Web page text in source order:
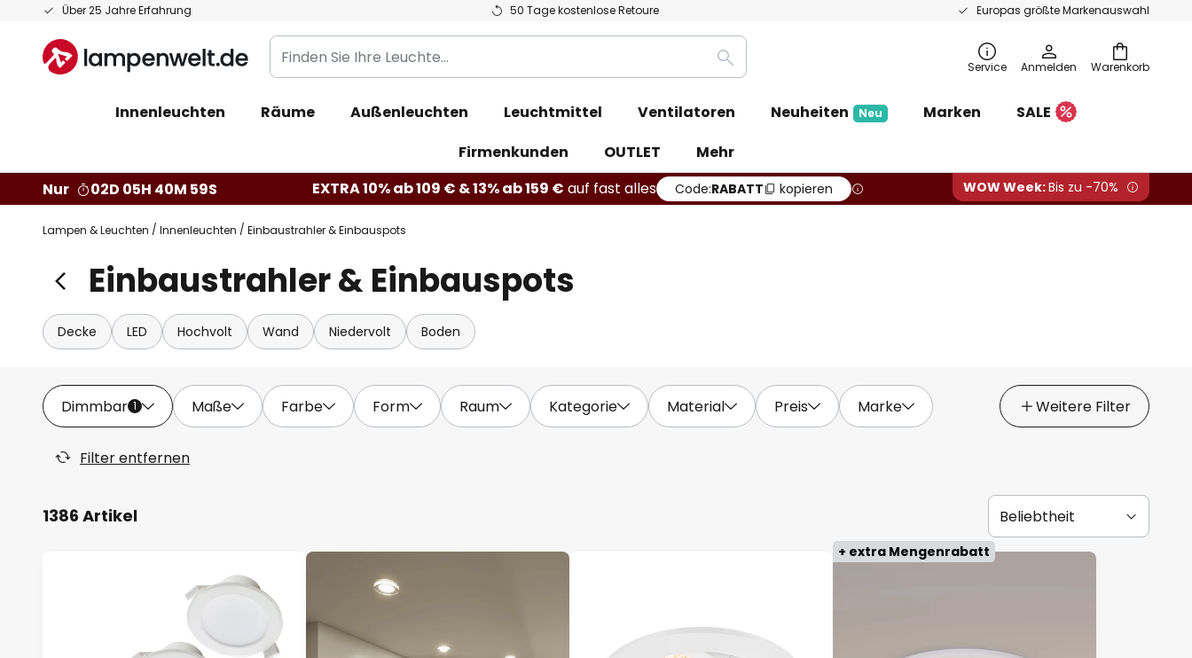
Über 25 Jahre Erfahrung 50 Tage kostenlose Retoure Europas größte Markenauswahl
Zum
springen
Warenkorb
Finden
Sie
Leuchte...
Suche Service Anmelden
Innenleuchten Räume Außenleuchten Leuchtmittel Ventilatoren Neuheiten Neu Marken
SALE
Firmenkunden
OUTLET
Mehr
Nur
02D 05H 40M 58S EXTRA 10% ab 109 € & 13% ab 159 € auf fast alles Code:RABATT kopieren WOW Week:Bis zu -70%
Lampen & Leuchten Innenleuchten Einbaustrahler & Einbauspots
Einbaustrahler & Einbauspots
Decke LED Hochvolt Wand Niedervolt Boden
Dimmbar 1 Maße Farbe Form Raum Kategorie Material Preis Marke Weitere Filter
Filter entfernen
1386 Artikel
+ extra Mengenrabatt